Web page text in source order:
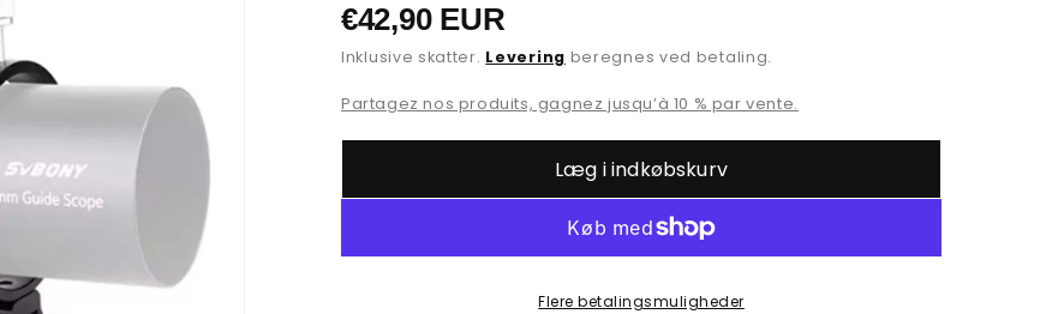
Normalpris
€42,90 EUR
Inklusive skatter. Levering beregnes ved betaling.
Partagez nos produits, gagnez jusqu’à 10 % par vente.
Læg i indkøbskurv
Flere betalingsmuligheder